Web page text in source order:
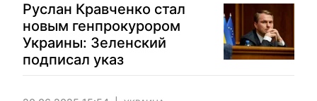
Руслан Кравченко стал
новым генпрокурором
Украины: Зеленский
подписал указ